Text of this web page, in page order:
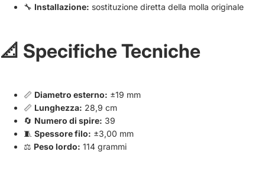
🔧 Installazione: sostituzione diretta della molla originale
📐 Specifiche Tecniche
📏 Diametro esterno: ±19 mm
📏 Lunghezza: 28,9 cm
🔄 Numero di spire: 39
🧵 Spessore filo: ±3,00 mm
⚖️ Peso lordo: 114 grammi